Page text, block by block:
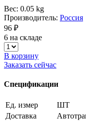
Вес: 0.05 kg
Производитель: Россия
96 ₽
6 на складе
В корзину
Заказать сейчас
Спецификации
Ед. измер
ШТ
Доставка